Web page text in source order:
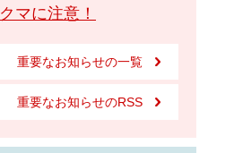
クマに注意！
重要なお知らせの一覧
重要なお知らせのRSS